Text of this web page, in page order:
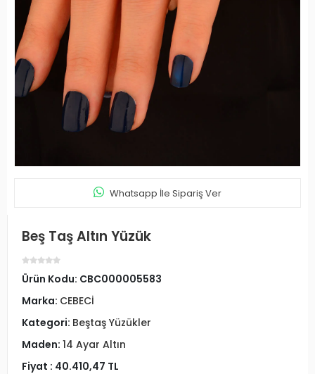
Whatsapp İle Sipariş Ver
Beş Taş Altın Yüzük
Ürün Kodu: CBC000005583
Marka: CEBECİ
Kategori: Beştaş Yüzükler
Maden: 14 Ayar Altın
Fiyat : 40.410,47 TL